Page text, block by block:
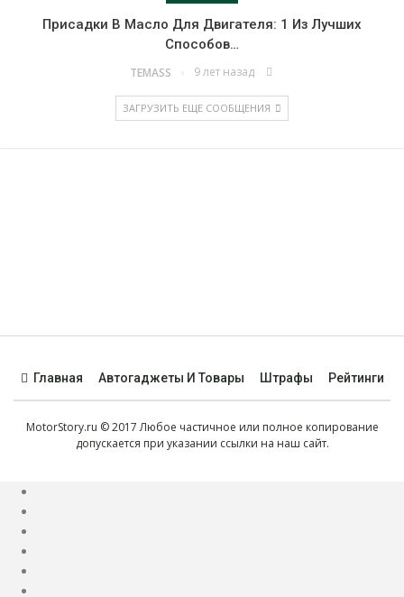
Присадки В Масло Для Двигателя: 1 Из Лучших
Способов…
TEMASS 9 лет назад
ЗАГРУЗИТЬ ЕЩЕ СООБЩЕНИЯ
Главная Автогаджеты И Товары Штрафы Рейтинги
MotorStory.ru © 2017 Любое частичное или полное копирование
допускается при указании ссылки на наш сайт.